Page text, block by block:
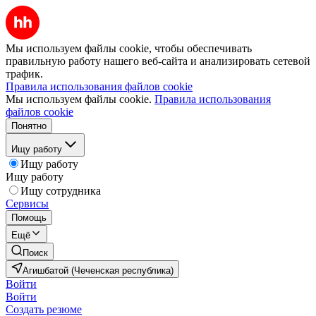
Мы используем файлы cookie, чтобы обеспечивать
правильную работу нашего веб-сайта и анализировать сетевой
трафик.
Правила использования файлов cookie
Мы используем файлы cookie. Правила использования
файлов cookie
Понятно
Ищу работу
Ищу работу
Ищу работу
Ищу сотрудника
Сервисы
Помощь
Ещё
Поиск
Агишбатой (Чеченская республика)
Войти
Войти
Создать резюме